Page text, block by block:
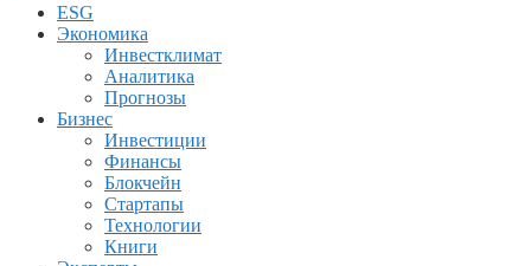
ESG
Экономика
Инвестклимат
Аналитика
Прогнозы
Бизнес
Инвестиции
Финансы
Блокчейн
Стартапы
Технологии
Книги